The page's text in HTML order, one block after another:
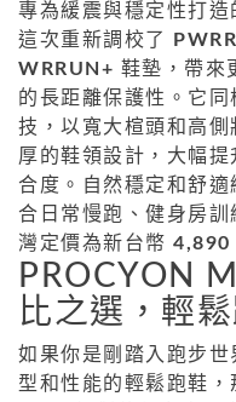
專為緩震與穩定性打造
這次重新調校了
WRRUN+ 鞋墊，帶來
的長距離保護性。它同
技，以寬大楦頭和高側
厚的鞋領設計，大幅
合度。自然穩定和舒
合日常慢跑、健身房
灣定價為新台幣 4,890
PROCYON
比之選，輕
如果你是剛踏入跑步
型和性能的輕鬆跑鞋，